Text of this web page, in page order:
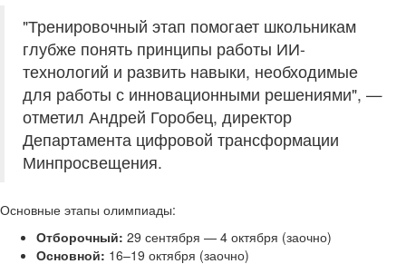
"Тренировочный этап помогает школьникам
глубже понять принципы работы ИИ-
технологий и развить навыки, необходимые
для работы с инновационными решениями", —
отметил Андрей Горобец, директор
Департамента цифровой трансформации
Минпросвещения.
Основные этапы олимпиады:
Отборочный: 29 сентября — 4 октября (заочно)
Основной: 16–19 октября (заочно)